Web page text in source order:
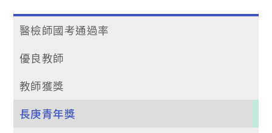
醫檢師國考通過率
優良教師
教師獲獎
長庚青年獎